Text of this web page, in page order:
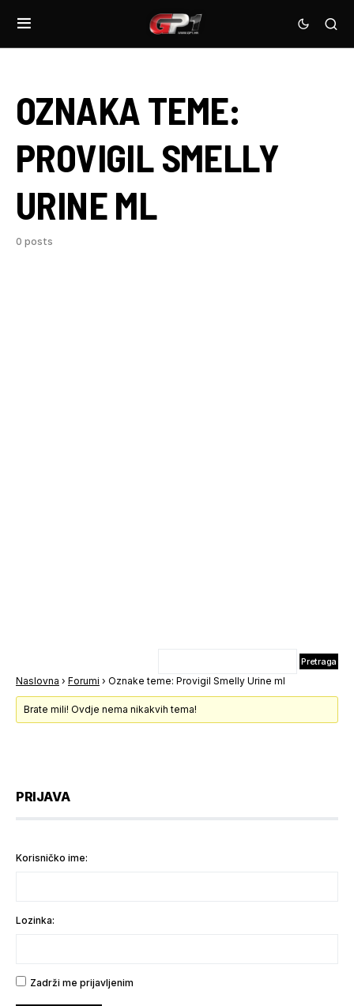
OZNAKA TEME:
PROVIGIL SMELLY
URINE ML
0 posts
Naslovna › Forumi › Oznake teme: Provigil Smelly Urine ml
Brate mili! Ovdje nema nikakvih tema!
PRIJAVA
Korisničko ime:
Lozinka:
Zadrži me prijavljenim